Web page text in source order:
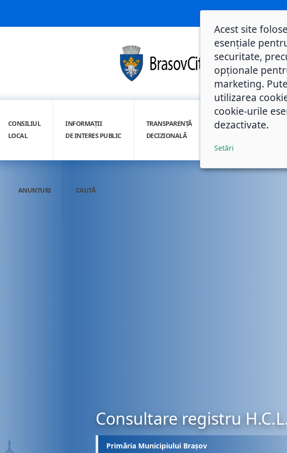
CONSILIUL
LOCAL
INFORMAȚII
DE INTERES PUBLIC
TRANSPARENȚĂ
DECIZIONALĂ
INTEGRITATE
ANUNȚURI CAUTĂ
Consultare registru
Primăria Municipiului Brașov
Acest site
esențiale
securitate,
opționale
marketing.
utilizarea
cookie-urile
dezactivate.
Setări